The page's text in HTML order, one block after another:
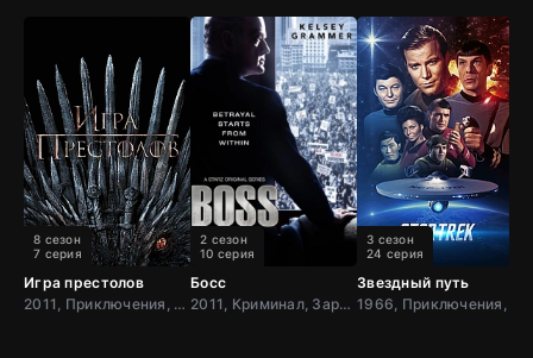
Игра престолов
2011, Приключения, Фэнтези, Блокбастер, Мистический, Боевик, Зарубежный, Мелодрама, Драма, США,
8 сезон
7 серия
Босс
2011, Криминал, Зарубежный, Драма, США
2 сезон
10 серия
Звездный путь
3 сезон
24 серия